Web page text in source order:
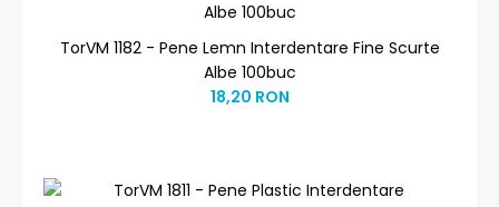
TorVM 1182 - Pene Lemn Interdentare Fine Scurte
Albe 100buc
18,20 RON